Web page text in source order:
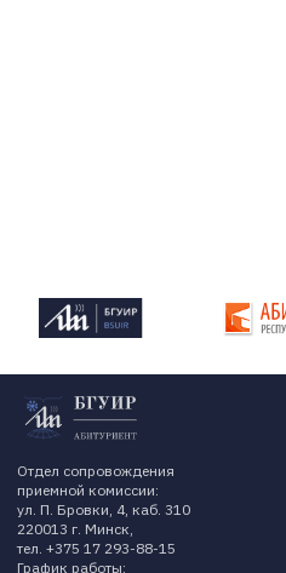
Отдел сопровождения
приемной комиссии:
ул. П. Бровки, 4, каб. 310
220013 г. Минск,
тел. +375 17 293-88-15
График работы: